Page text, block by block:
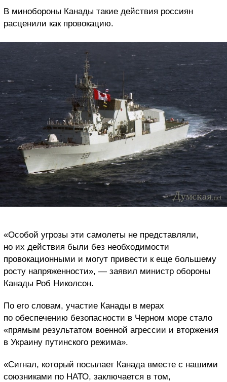
В минобороны Канады такие действия россиян
расценили как провокацию.
«Особой угрозы эти самолеты не представляли,
но их действия были без необходимости
провокационными и могут привести к еще большему
росту напряженности», — заявил министр обороны
Канады Роб Николсон.
По его словам, участие Канады в мерах
по обеспечению безопасности в Черном море стало
«прямым результатом военной агрессии и вторжения
в Украину путинского режима».
«Сигнал, который посылает Канада вместе с нашими
союзниками по НАТО, заключается в том,